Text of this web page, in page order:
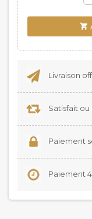

Livraison
Satisfait
Paiement
Paiement